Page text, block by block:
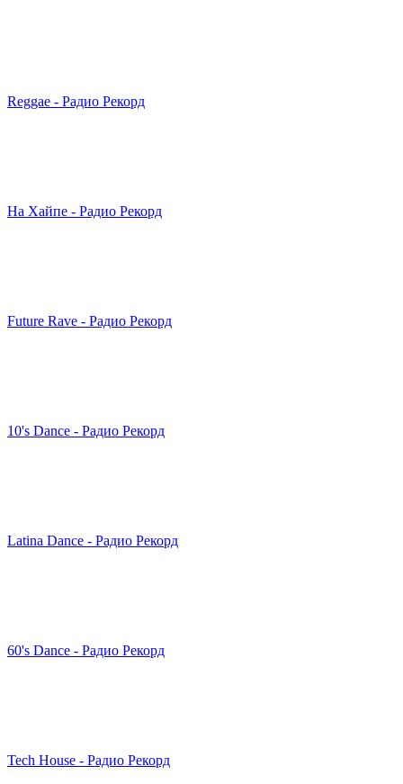
Reggae - Радио Рекорд
На Хайпе - Радио Рекорд
Future Rave - Радио Рекорд
10's Dance - Радио Рекорд
Latina Dance - Радио Рекорд
60's Dance - Радио Рекорд
Tech House - Радио Рекорд